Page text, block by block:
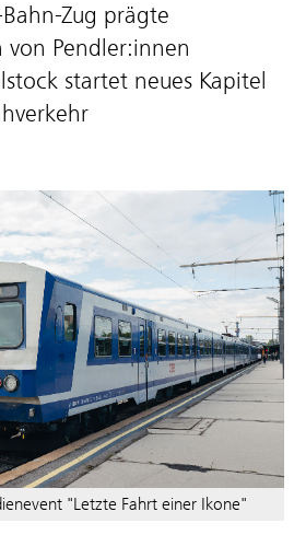
Zug prägte
von Pendler:innen
startet neues Kapitel
"Letzte Fahrt einer Ikone"